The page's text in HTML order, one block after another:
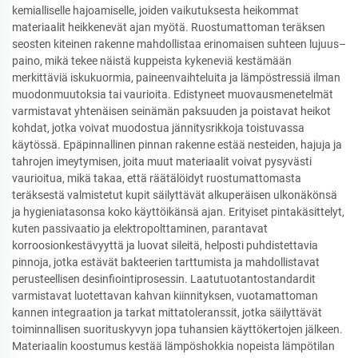
kemialliselle hajoamiselle, joiden vaikutuksesta heikommat
materiaalit heikkenevät ajan myötä. Ruostumattoman teräksen
seosten kiteinen rakenne mahdollistaa erinomaisen suhteen lujuus–
paino, mikä tekee näistä kuppeista kykeneviä kestämään
merkittäviä iskukuormia, paineenvaihteluita ja lämpöstressiä ilman
muodonmuutoksia tai vaurioita. Edistyneet muovausmenetelmät
varmistavat yhtenäisen seinämän paksuuden ja poistavat heikot
kohdat, jotka voivat muodostua jännitysrikkoja toistuvassa
käytössä. Epäpinnallinen pinnan rakenne estää nesteiden, hajuja ja
tahrojen imeytymisen, joita muut materiaalit voivat pysyvästi
vaurioitua, mikä takaa, että räätälöidyt ruostumattomasta
teräksestä valmistetut kupit säilyttävät alkuperäisen ulkonäkönsä
ja hygieniatasonsa koko käyttöikänsä ajan. Erityiset pintakäsittelyt,
kuten passivaatio ja elektropolttaminen, parantavat
korroosionkestävyyttä ja luovat sileitä, helposti puhdistettavia
pinnoja, jotka estävät bakteerien tarttumista ja mahdollistavat
perusteellisen desinfiointiprosessin. Laatutuotantostandardit
varmistavat luotettavan kahvan kiinnityksen, vuotamattoman
kannen integraation ja tarkat mittatoleranssit, jotka säilyttävät
toiminnallisen suorituskyvyn jopa tuhansien käyttökertojen jälkeen.
Materiaalin koostumus kestää lämpöshokkia nopeista lämpötilan